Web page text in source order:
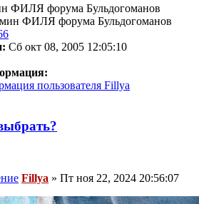
форума Бульдогоманов
Сб окт 08, 2005 12:05:10
пользователя Fillya
Fillya » Пт ноя 22, 2024 20:56:07